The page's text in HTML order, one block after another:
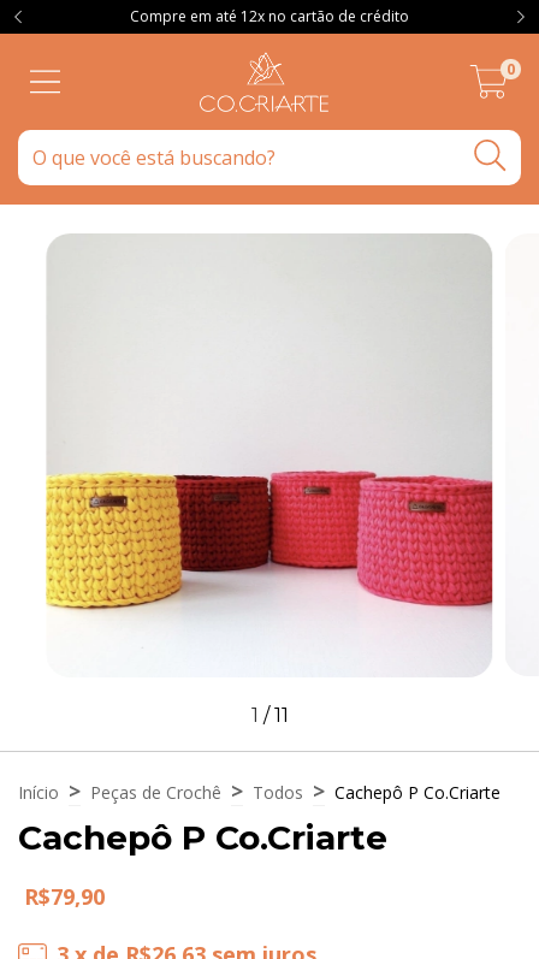
Compre em até 12x no cartão de crédito
0
1 /11
Início > Peças de Crochê > Todos > Cachepô P Co.Criarte
Cachepô P Co.Criarte
R$79,90